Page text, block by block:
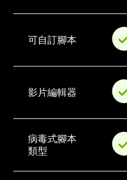
可自訂腳本
影片編輯器
病毒式腳本
類型